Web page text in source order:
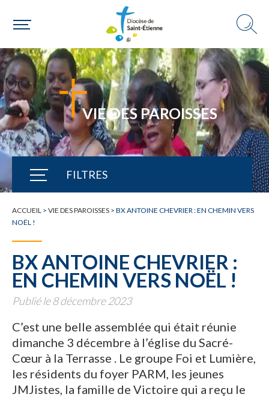
VIE DES PAROISSES
FILTRES
TOUTE L'ACTUALITÉ
ACCUEIL > VIE DES PAROISSES > BX ANTOINE CHEVRIER : EN CHEMIN VERS
NOËL !
BX ANTOINE CHEVRIER :
EN CHEMIN VERS NOËL !
Publié le 8 décembre 2023
C’est une belle assemblée qui était réunie
dimanche 3 décembre à l’église du Sacré-
Cœur à la Terrasse . Le groupe Foi et Lumière,
les résidents du foyer PARM, les jeunes
JMJistes, la famille de Victoire qui a reçu le